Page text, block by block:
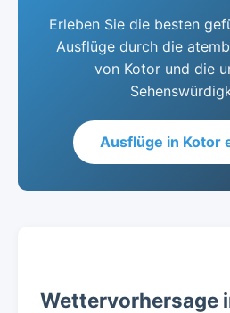
Erleben Sie die besten
Ausflüge durch die
von Kotor und die
Ausflüge in Kotor
Wettervorhersage